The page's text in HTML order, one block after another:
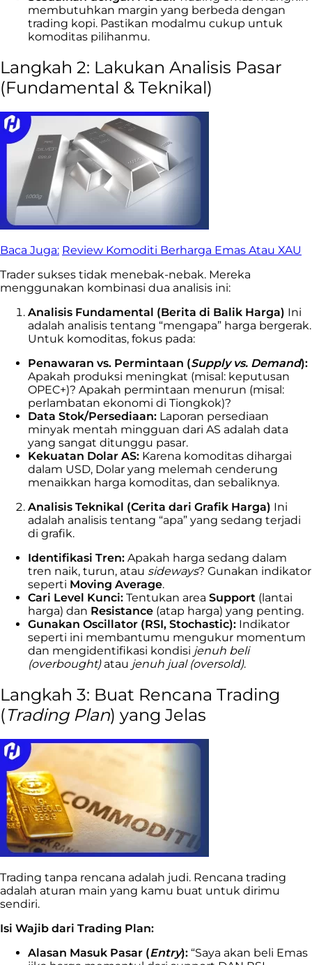
membutuhkan margin yang berbeda dengan
trading kopi. Pastikan modalmu cukup untuk
komoditas pilihanmu.
Langkah 2: Lakukan Analisis Pasar
(Fundamental & Teknikal)
Baca Juga: Review Komoditi Berharga Emas Atau XAU
Trader sukses tidak menebak-nebak. Mereka
menggunakan kombinasi dua analisis ini:
Analisis Fundamental (Berita di Balik Harga) Ini
adalah analisis tentang “mengapa” harga bergerak.
Untuk komoditas, fokus pada:
Penawaran vs. Permintaan (Supply vs. Demand):
Apakah produksi meningkat (misal: keputusan
OPEC+)? Apakah permintaan menurun (misal:
perlambatan ekonomi di Tiongkok)?
Data Stok/Persediaan: Laporan persediaan
minyak mentah mingguan dari AS adalah data
yang sangat ditunggu pasar.
Kekuatan Dolar AS: Karena komoditas dihargai
dalam USD, Dolar yang melemah cenderung
menaikkan harga komoditas, dan sebaliknya.
Analisis Teknikal (Cerita dari Grafik Harga) Ini
adalah analisis tentang “apa” yang sedang terjadi
di grafik.
Identifikasi Tren: Apakah harga sedang dalam
tren naik, turun, atau sideways? Gunakan indikator
seperti Moving Average.
Cari Level Kunci: Tentukan area Support (lantai
harga) dan Resistance (atap harga) yang penting.
Gunakan Oscillator (RSI, Stochastic): Indikator
seperti ini membantumu mengukur momentum
dan mengidentifikasi kondisi jenuh beli
(overbought)atau jenuh jual (oversold).
Langkah 3: Buat Rencana Trading
(Trading Plan) yang Jelas
Trading tanpa rencana adalah judi. Rencana trading
adalah aturan main yang kamu buat untuk dirimu
sendiri.
Isi Wajib dari Trading Plan:
Alasan Masuk Pasar (Entry): “Saya akan beli Emas